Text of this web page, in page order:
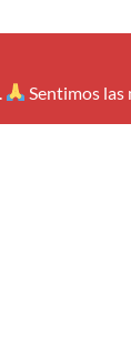
Sentimos las